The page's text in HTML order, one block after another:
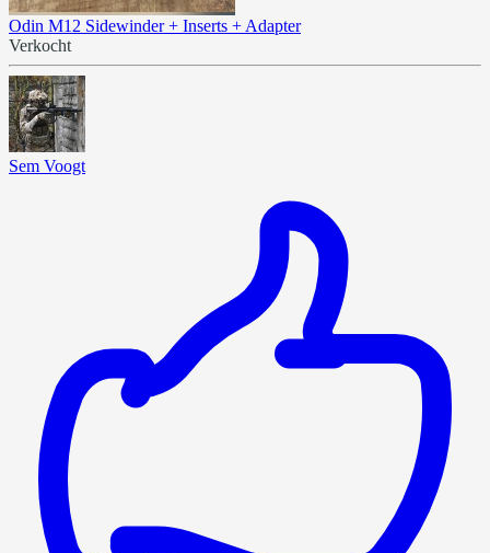
Odin M12 Sidewinder + Inserts + Adapter
Verkocht
Sem Voogt